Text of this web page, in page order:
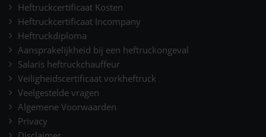
Heftruckcertificaat Kosten
Heftruckcertificaat Incompany
Heftruckdiploma
Aansprakelijkheid bij een heftruckongeval
Salaris heftruckchauffeur
Veiligheidscertificaat vorkheftruck
Veelgestelde vragen
Algemene Voorwaarden
Privacy